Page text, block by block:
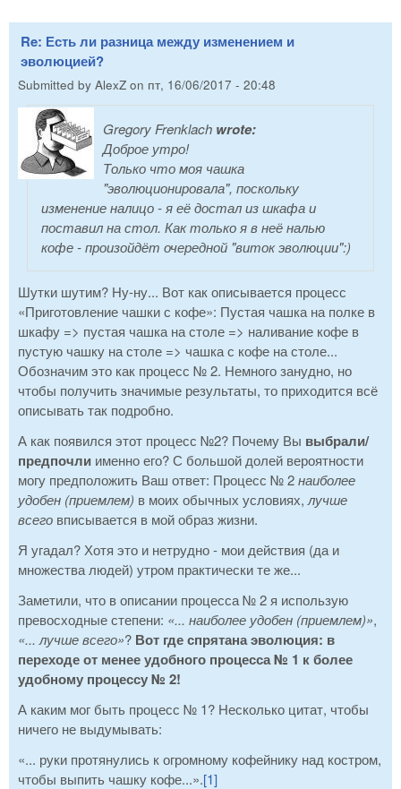
Re: Есть ли разница между изменением и
эволюцией?
Submitted by AlexZ on пт, 16/06/2017 - 20:48
Gregory Frenklach wrote:
Доброе утро!
Только что моя чашка
"эволюционировала", поскольку
изменение налицо - я её достал из шкафа и
поставил на стол. Как только я в неё налью
кофе - произойдёт очередной "виток эволюции":)
Шутки шутим? Ну-ну... Вот как описывается процесс
«Приготовление чашки с кофе»: Пустая чашка на полке в
шкафу => пустая чашка на столе => наливание кофе в
пустую чашку на столе => чашка с кофе на столе...
Обозначим это как процесс № 2. Немного занудно, но
чтобы получить значимые результаты, то приходится всё
описывать так подробно.
А как появился этот процесс №2? Почему Вы выбрали/
предпочли именно его? С большой долей вероятности
могу предположить Ваш ответ: Процесс № 2наиболее
удобен (приемлем) в моих обычных условиях, лучше
всего вписывается в мой образ жизни.
Я угадал? Хотя это и нетрудно - мои действия (да и
множества людей) утром практически те же...
Заметили, что в описании процесса № 2 я использую
превосходные степени: «... наиболее удобен (приемлем)»,
«... лучше всего»? Вот где спрятана эволюция: в
переходе от менее удобного процесса № 1 к более
удобному процессу № 2!
А каким мог быть процесс № 1? Несколько цитат, чтобы
ничего не выдумывать:
«... руки протянулись к огромному кофейнику над костром,
чтобы выпить чашку кофе...».[1]